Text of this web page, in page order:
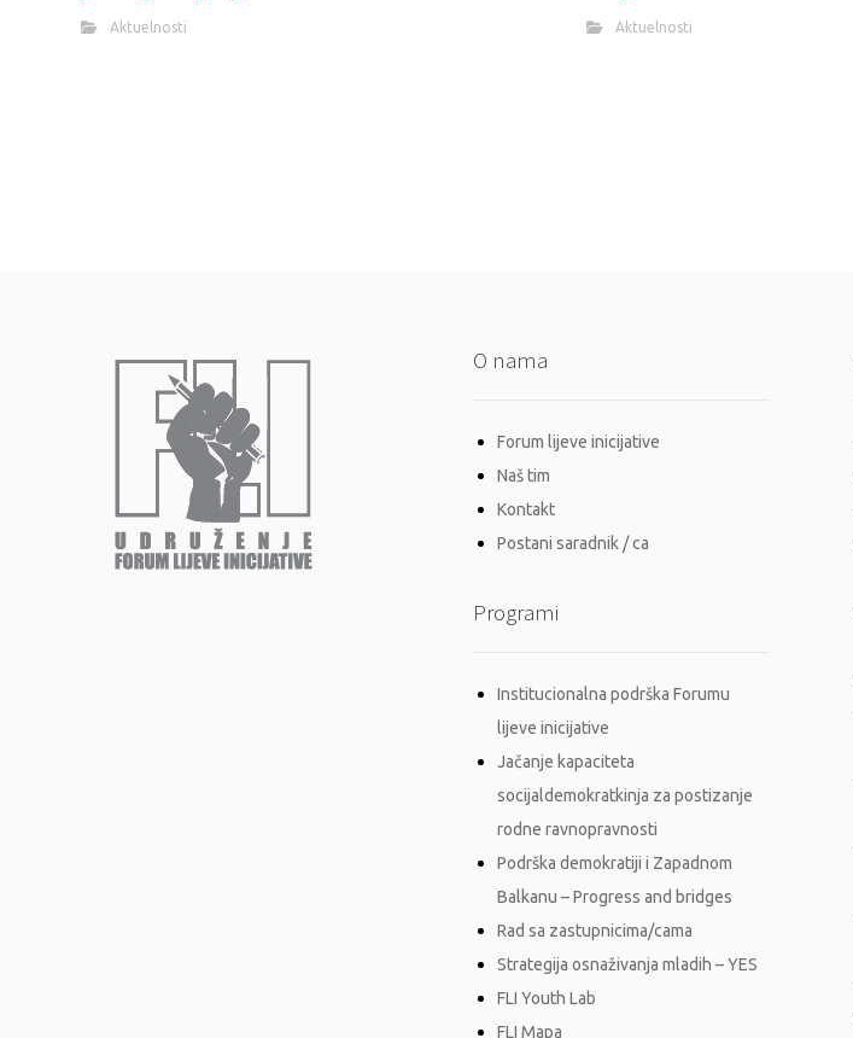
Aktuelnosti Aktuelnosti
O nama
Forum lijeve inicijative
Naš tim
Kontakt
Postani saradnik / ca
Programi
Institucionalna podrška Forumu
lijeve inicijative
Jačanje kapaciteta
socijaldemokratkinja za postizanje
rodne ravnopravnosti
Podrška demokratiji i Zapadnom
Balkanu – Progress and bridges
Rad sa zastupnicima/cama
Strategija osnaživanja mladih – YES
FLI Youth Lab
FLI Mapa